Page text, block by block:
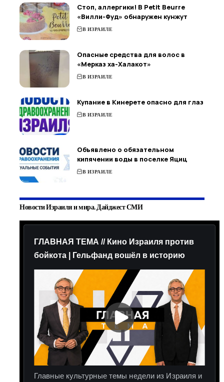
Стоп, аллергики! В Petit Beurre
«Вилли-Фуд» обнаружен кунжут
В ИЗРАИЛЕ
Опасные средства для волос в
«Мерказ ха-Халакот»
В ИЗРАИЛЕ
Купание в Кинерете опасно для глаз
В ИЗРАИЛЕ
Объявлено о обязательном
кипячении воды в поселке Яциц
В ИЗРАИЛЕ
Новости Израиля и мира. Дайджест СМИ